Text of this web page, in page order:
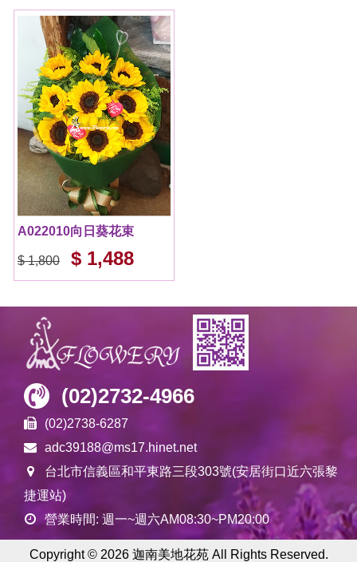
A022010向日葵花束
$ 1,800 $ 1,488
(02)2732-4966
(02)2738-6287
adc39188@ms17.hinet.net
台北市信義區和平東路三段303號(安居街口近六張黎
捷運站)
營業時間: 週一~週六AM08:30~PM20:00
Copyright © 2026迦南美地花苑 All Rights Reserved.